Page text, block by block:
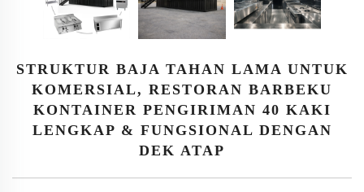
STRUKTUR BAJA TAHAN LAMA UNTUK
KOMERSIAL, RESTORAN BARBEKU
KONTAINER PENGIRIMAN 40 KAKI
LENGKAP & FUNGSIONAL DENGAN
DEK ATAP